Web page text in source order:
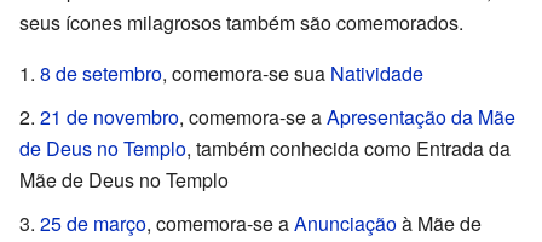
seus ícones milagrosos também são comemorados.
8 de setembro, comemora-se sua Natividade
21 de novembro, comemora-se aApresentação da Mãe
de Deus no Templo, também conhecida como Entrada da
Mãe de Deus no Templo
25 de março, comemora-se aAnunciaçãoà Mãe de